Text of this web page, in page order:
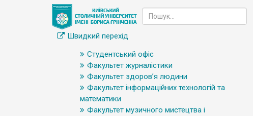
Швидкий перехід
Студентський офіс
Факультет журналістики
Факультет здоров’я людини
Факультет інформаційних технологій та
математики
Факультет музичного мистецтва і